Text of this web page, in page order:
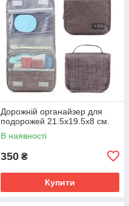
Дорожній органайзер для
подорожей 21.5х19.5х8 см.
В наявності
350 ₴
Купити